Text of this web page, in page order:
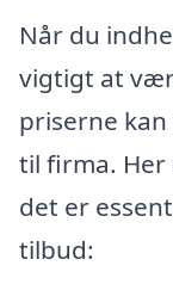
Når du
vigtigt at
priserne
til firma.
det er
tilbud: